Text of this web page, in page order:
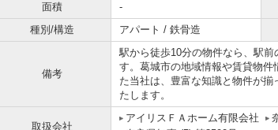
面積
-
種別/構造
アパート / 鉄骨造
備考
駅から徒歩10分の物件なら、駅
す。葛城市の地域情報や賃貸物
た当社は、豊富な知識と物件が
たします。
取扱会社
アイリスＦＡホーム有限会社